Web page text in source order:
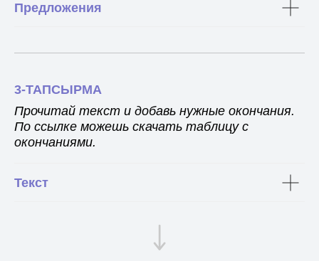
Предложения
3-ТАПСЫРМА
Прочитай текст и добавь нужные окончания.
По ссылке можешь скачать таблицу с
окончаниями.
Текст